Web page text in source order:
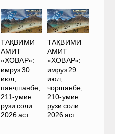
ТАҚВИМИ
АМИТ
«ХОВАР»:
имрӯз 30
июл,
панҷшанбе,
211-умин
рӯзи соли
2026 аст
ТАҚВИМИ
АМИТ
«ХОВАР»:
имрӯз 29
июл,
чоршанбе,
210-умин
рӯзи соли
2026 аст